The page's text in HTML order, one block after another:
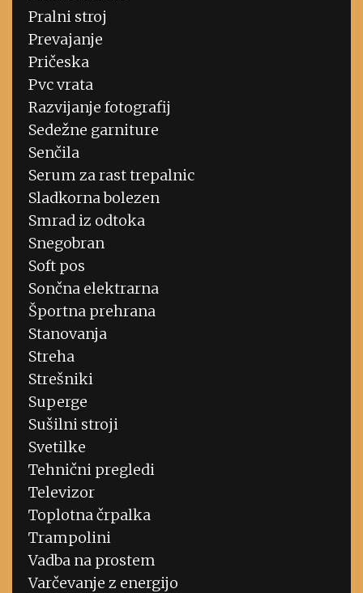
Pralni stroj
Prevajanje
Pričeska
Pvc vrata
Razvijanje fotografij
Sedežne garniture
Senčila
Serum za rast trepalnic
Sladkorna bolezen
Smrad iz odtoka
Snegobran
Soft pos
Sončna elektrarna
Športna prehrana
Stanovanja
Streha
Strešniki
Superge
Sušilni stroji
Svetilke
Tehnični pregledi
Televizor
Toplotna črpalka
Trampolini
Vadba na prostem
Varčevanje z energijo